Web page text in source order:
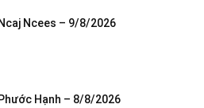
Ncees – 9/8/2026
Hạnh – 8/8/2026